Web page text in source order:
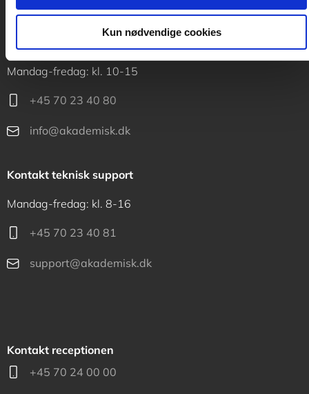
Kun nødvendige cookies
CVR 76351910
Kontakt kundeservice
Mandag-fredag: kl. 10-15
+45 70 23 40 80
info@akademisk.dk
Kontakt teknisk support
Mandag-fredag: kl. 8-16
+45 70 23 40 81
support@akademisk.dk
Kontakt receptionen
+45 70 24 00 00